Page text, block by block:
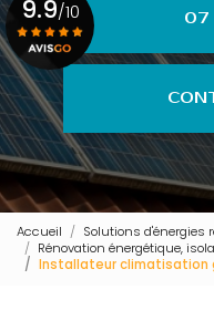
07
9.9/10
Voir le certificat
Accueil
Solutions d'énergies
Rénovation énergétique,
Installateur climatisation